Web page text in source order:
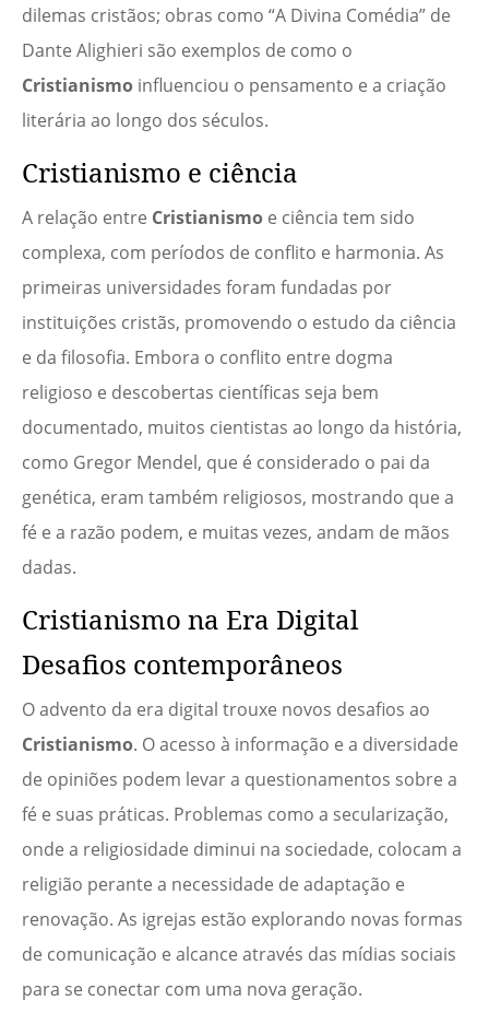
dilemas cristãos; obras como “A Divina Comédia” de
Dante Alighieri são exemplos de como o
Cristianismo influenciou o pensamento e a criação
literária ao longo dos séculos.
Cristianismo e ciência
A relação entre Cristianismo e ciência tem sido
complexa, com períodos de conflito e harmonia. As
primeiras universidades foram fundadas por
instituições cristãs, promovendo o estudo da ciência
e da filosofia. Embora o conflito entre dogma
religioso e descobertas científicas seja bem
documentado, muitos cientistas ao longo da história,
como Gregor Mendel, que é considerado o pai da
genética, eram também religiosos, mostrando que a
fé e a razão podem, e muitas vezes, andam de mãos
dadas.
Cristianismo na Era Digital
Desafios contemporâneos
O advento da era digital trouxe novos desafios ao
Cristianismo. O acesso à informação e a diversidade
de opiniões podem levar a questionamentos sobre a
fé e suas práticas. Problemas como a secularização,
onde a religiosidade diminui na sociedade, colocam a
religião perante a necessidade de adaptação e
renovação. As igrejas estão explorando novas formas
de comunicação e alcance através das mídias sociais
para se conectar com uma nova geração.